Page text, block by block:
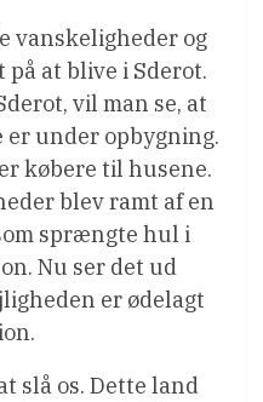
vanskeligheder og
at blive i Sderot.
vil man se, at
under opbygning.
købere til husene.
blev ramt af en
sprængte hul i
Nu ser det ud
er ødelagt
slå os. Dette land